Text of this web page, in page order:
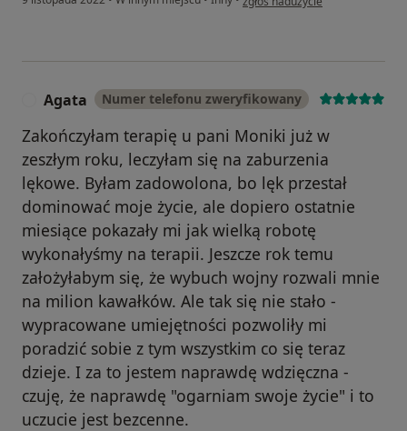
Agata Numer telefonu zweryfikowany
Zakończyłam terapię u pani Moniki już w
zeszłym roku, leczyłam się na zaburzenia
lękowe. Byłam zadowolona, bo lęk przestał
dominować moje życie, ale dopiero ostatnie
miesiące pokazały mi jak wielką robotę
wykonałyśmy na terapii. Jeszcze rok temu
założyłabym się, że wybuch wojny rozwali mnie
na milion kawałków. Ale tak się nie stało -
wypracowane umiejętności pozwoliły mi
poradzić sobie z tym wszystkim co się teraz
dzieje. I za to jestem naprawdę wdzięczna -
czuję, że naprawdę "ogarniam swoje życie" i to
uczucie jest bezcenne.